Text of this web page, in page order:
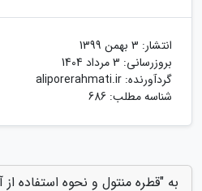
انتشار: 3 بهمن 1399
بروزرسانی: 3 مرداد 1404
گردآورنده: aliporerahmati.ir
شناسه مطلب: 686
به "قطره منتول و نحوه استفاده از